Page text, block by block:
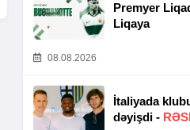
Premyer
Liqaya
08.08.2026
İtaliyada
dəyişdi -